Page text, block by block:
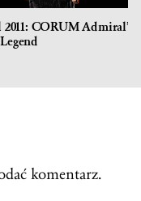
2011: CORUM Admiral’s
komentarz.